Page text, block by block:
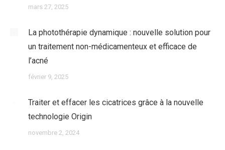
mars 27, 2025
La photothérapie dynamique : nouvelle solution pour
un traitement non-médicamenteux et efficace de
l’acné
février 9, 2025
Traiter et effacer les cicatrices grâce à la nouvelle
technologie Origin
novembre 2, 2024